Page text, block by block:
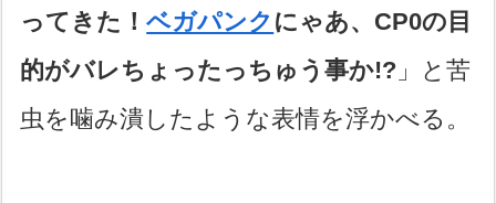
ってきた！ベガパンク にゃあ、CP0の目
的がバレちょったっちゅう事か!? 」と苦
虫を噛み潰したような表情を浮かべる。